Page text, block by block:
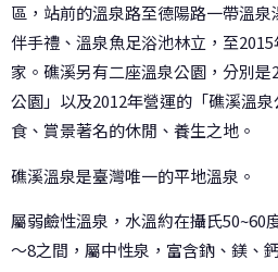
區，站前的溫泉路至德陽路一帶溫泉
伴手禮、溫泉魚足浴池林立，至
家。礁溪另有二座溫泉公園，分別
公園」以及2012年營運的「礁溪溫
食、賞景著名的休閒、養生之地。
礁溪溫泉是臺灣唯一的平地溫泉。
屬弱鹼性溫泉，水溫約在攝氏50~60
～8之間，屬中性泉，富含鈉、鎂、